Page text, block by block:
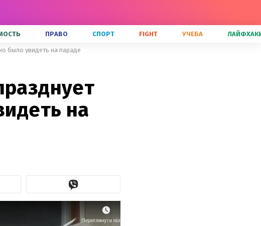
ПРАВО СПОРТ FIGHT УЧЕБА
было увидеть на параде
на